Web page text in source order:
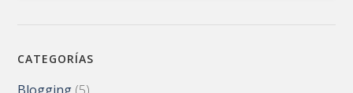
CATEGORÍAS